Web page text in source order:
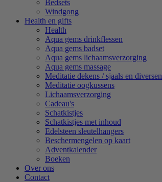
Bedsets
Windgong
Health en gifts
Health
Aqua gems drinkflessen
Aqua gems badset
Aqua gems lichaamsverzorging
Aqua gems massage
Meditatie dekens / sjaals en diversen
Meditatie oogkussens
Lichaamsverzorging
Cadeau's
Schatkistjes
Schatkistjes met inhoud
Edelsteen sleutelhangers
Beschermengelen op kaart
Adventkalender
Boeken
Over ons
Contact